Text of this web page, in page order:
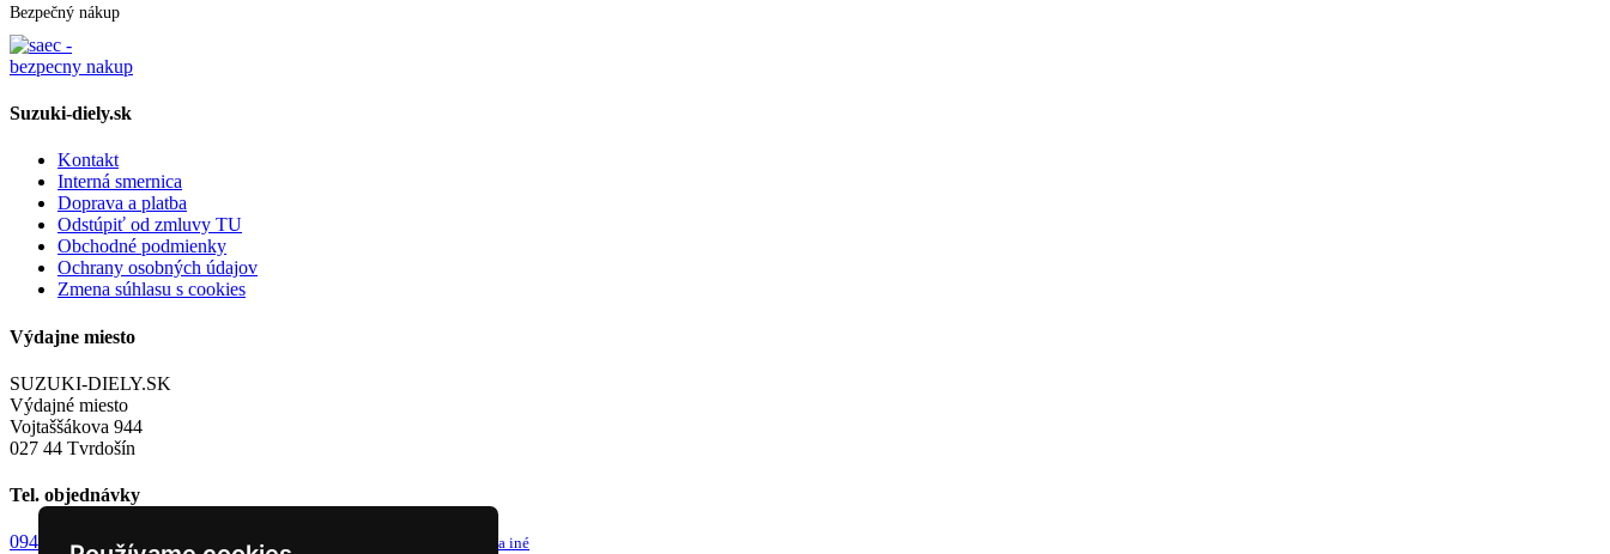
Bezpečný nákup
Suzuki-diely.sk
Kontakt
Interná smernica
Doprava a platba
Odstúpiť od zmluvy TU
Obchodné podmienky
Ochrany osobných údajov
Zmena súhlasu s cookies
Výdajne miesto
SUZUKI-DIELY.SK
Výdajné miesto
Vojtaššákova 944
027 44 Tvrdošín
Tel. objednávky
0949 243 982 od 8-9h a 13-14h info@suzuki-diely.sk email pre dotazy a iné